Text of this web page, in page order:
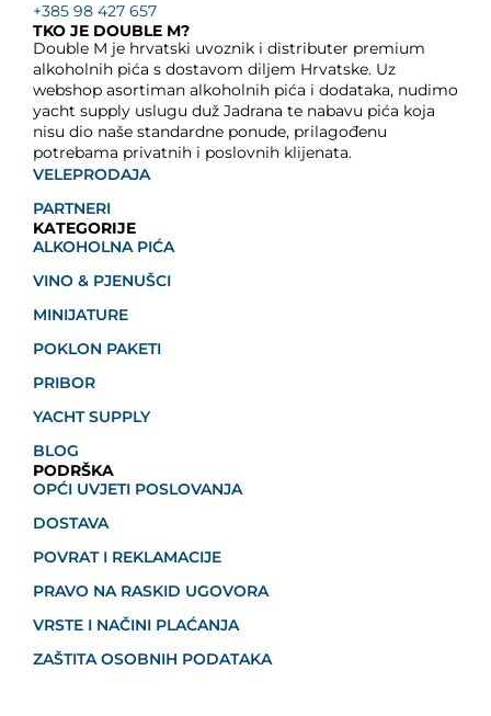
+385 98 427 657
TKO JE DOUBLE M?
Double M je hrvatski uvoznik i distributer premium
alkoholnih pića s dostavom diljem Hrvatske. Uz
webshop asortiman alkoholnih pića i dodataka, nudimo
yacht supply uslugu duž Jadrana te nabavu pića koja
nisu dio naše standardne ponude, prilagođenu
potrebama privatnih i poslovnih klijenata.
VELEPRODAJA
PARTNERI
KATEGORIJE
ALKOHOLNA PIĆA
VINO & PJENUŠCI
MINIJATURE
POKLON PAKETI
PRIBOR
YACHT SUPPLY
BLOG
PODRŠKA
OPĆI UVJETI POSLOVANJA
DOSTAVA
POVRAT I REKLAMACIJE
PRAVO NA RASKID UGOVORA
VRSTE I NAČINI PLAĆANJA
ZAŠTITA OSOBNIH PODATAKA